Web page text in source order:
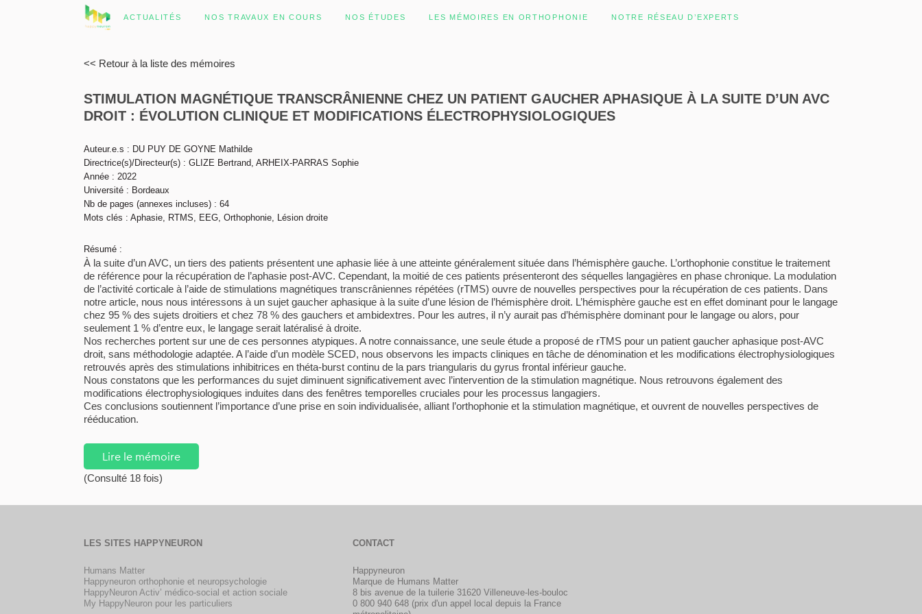
ACTUALITÉS NOS TRAVAUX EN COURS NOS ÉTUDES LES MÉMOIRES EN ORTHOPHONIE NOTRE RÉSEAU D’EXPERTS
<< Retour à la liste des mémoires
STIMULATION MAGNÉTIQUE TRANSCRÂNIENNE CHEZ UN PATIENT GAUCHER APHASIQUE À LA SUITE D’UN AVC
DROIT : ÉVOLUTION CLINIQUE ET MODIFICATIONS ÉLECTROPHYSIOLOGIQUES
Auteur.e.s : DU PUY DE GOYNE Mathilde
Directrice(s)/Directeur(s) : GLIZE Bertrand, ARHEIX-PARRAS Sophie
Année : 2022
Université : Bordeaux
Nb de pages (annexes incluses) : 64
Mots clés : Aphasie, RTMS, EEG, Orthophonie, Lésion droite
Résumé :
À la suite d’un AVC, un tiers des patients présentent une aphasie liée à une atteinte généralement située dans l’hémisphère gauche. L’orthophonie constitue le traitement
de référence pour la récupération de l’aphasie post-AVC. Cependant, la moitié de ces patients présenteront des séquelles langagières en phase chronique. La modulation
de l’activité corticale à l’aide de stimulations magnétiques transcrâniennes répétées (rTMS) ouvre de nouvelles perspectives pour la récupération de ces patients. Dans
notre article, nous nous intéressons à un sujet gaucher aphasique à la suite d’une lésion de l’hémisphère droit. L’hémisphère gauche est en effet dominant pour le langage
chez 95 % des sujets droitiers et chez 78 % des gauchers et ambidextres. Pour les autres, il n’y aurait pas d’hémisphère dominant pour le langage ou alors, pour
seulement 1 % d’entre eux, le langage serait latéralisé à droite.
Nos recherches portent sur une de ces personnes atypiques. A notre connaissance, une seule étude a proposé de rTMS pour un patient gaucher aphasique post-AVC
droit, sans méthodologie adaptée. A l’aide d’un modèle SCED, nous observons les impacts cliniques en tâche de dénomination et les modifications électrophysiologiques
retrouvés après des stimulations inhibitrices en théta-burst continu de la pars triangularis du gyrus frontal inférieur gauche.
Nous constatons que les performances du sujet diminuent significativement avec l’intervention de la stimulation magnétique. Nous retrouvons également des
modifications électrophysiologiques induites dans des fenêtres temporelles cruciales pour les processus langagiers.
Ces conclusions soutiennent l’importance d’une prise en soin individualisée, alliant l’orthophonie et la stimulation magnétique, et ouvrent de nouvelles perspectives de
rééducation.
Lire le mémoire
(Consulté 18 fois)
LES SITES HAPPYNEURON
Humans Matter
Happyneuron orthophonie et neuropsychologie
HappyNeuron Activ’ médico-social et action sociale
My HappyNeuron pour les particuliers
CONTACT
Happyneuron
Marque de Humans Matter
8 bis avenue de la tuilerie 31620 Villeneuve-les-bouloc
0 800 940 648 (prix d'un appel local depuis la France